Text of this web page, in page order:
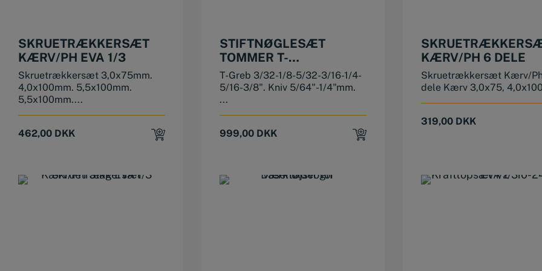
SKRUETRÆKKERSÆT
KÆRV/PH EVA 1/3
Skruetrækkersæt 3,0x75mm.
4,0x100mm. 5,5x100mm.
5,5x100mm....
462,00 DKK
STIFTNØGLESÆT
TOMMER T-
GREB/STIFTNØGLESÆT/KNIVMODEL
EVA 2/3
T-Greb 3/32-1/8-5/32-3/16-1/4-
5/16-3/8". Kniv 5/64"-1/4"mm.
...
999,00 DKK
KÆRV/PH 6 DELE
Skruetrækkersæt Kærv/
dele Kærv 3,0x75,
319,00 DKK